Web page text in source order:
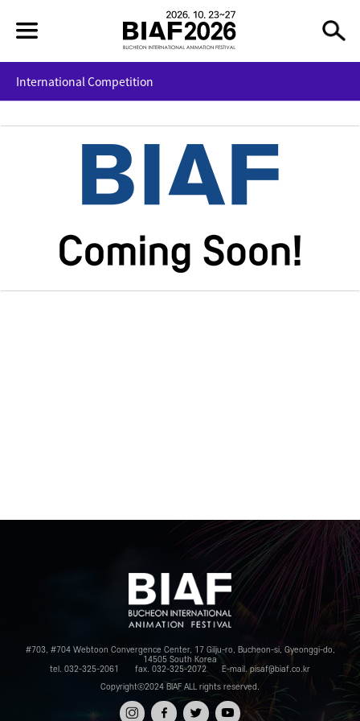
International Competition
#703, #704 Webtoon Convergence Center, 17 Gilju-ro, Bucheon-si, Gyeonggi-do,
14505 South Korea
tel. 032-325-2061
fax. 032-325-2072
E-mail. pisaf@biaf.co.kr
Copyrightⓒ2024 BIAF ALL rights reserved.
인스타
페이스
트위터 유튜브